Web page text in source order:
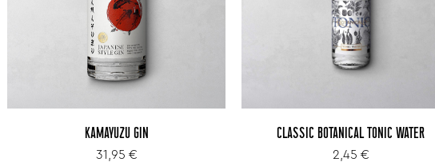
KAMAYUZU GIN
31,95 €
CLASSIC BOTANICAL TONIC WATER
2,45 €